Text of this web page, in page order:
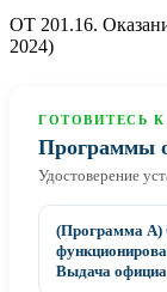
ОТ 201.16.
2024)
ГОТОВИТЕСЬ К
Программы
Удостоверение
(Программа А)
Выдача